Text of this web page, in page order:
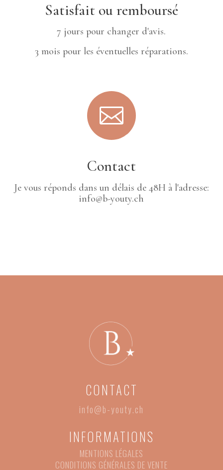
Satisfait ou remboursé
7 jours pour changer d'avis.
3 mois pour les éventuelles réparations.

Contact
Je vous réponds dans un délais de 48H à l'adresse:
info@b-youty.ch
CONTACT
info@b-youty.ch
INFORMATIONS
MENTIONS LÉGALES
CONDITIONS GÉNÉRALES DE VENTE